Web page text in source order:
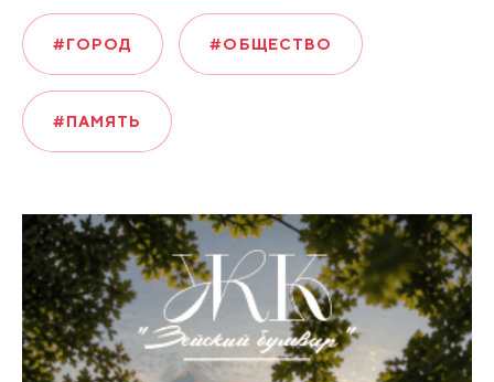
#ГОРОД #ОБЩЕСТВО
#ПАМЯТЬ